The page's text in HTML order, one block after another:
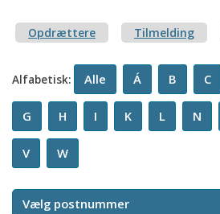
Opdrættere Tilmelding
Alfabetisk: Alle Á B C
G H I K L N
V W